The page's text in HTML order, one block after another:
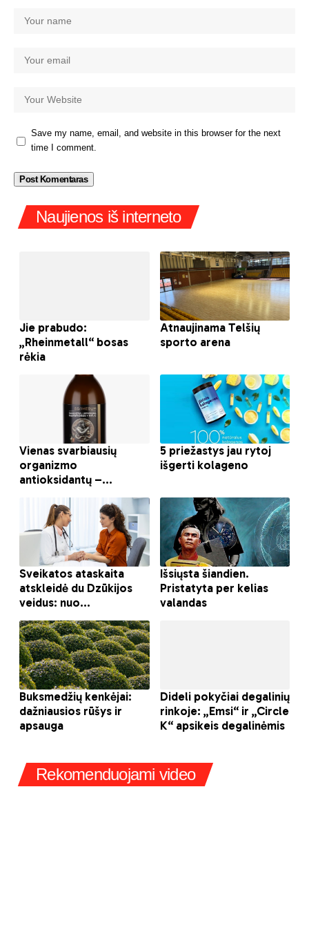
Save my name, email, and website in this browser for the next
time I comment.
Naujienos iš interneto
Rekomenduojami video